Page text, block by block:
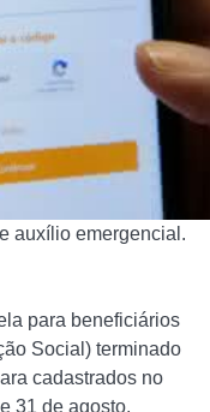
auxílio emergencial.
para beneficiários
Social) terminado
cadastrados no
31 de agosto,